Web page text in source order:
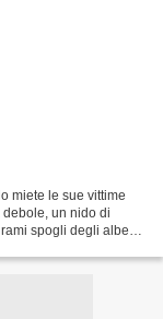
miete le sue vittime
un nido di
spogli degli alberi